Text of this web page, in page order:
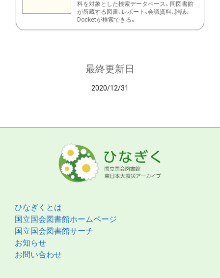
料を対象とした検索データベース。同図書館
が所蔵する図書、レポート、会議資料、雑誌、
Docketが検索できる。
最終更新日
2020/12/31
ひなぎくとは
国立国会図書館ホームページ
国立国会図書館サーチ
お知らせ
お問い合わせ